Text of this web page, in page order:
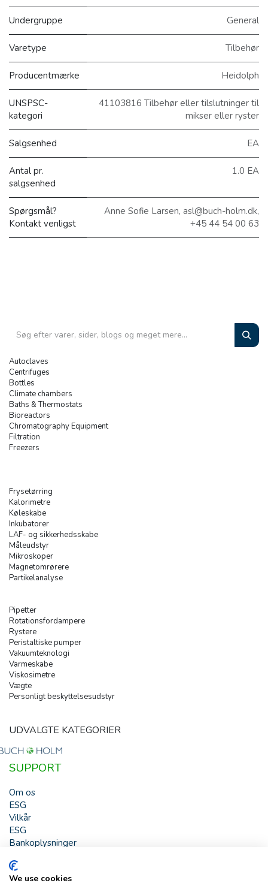
Undergruppe General
Varetype Tilbehør
Producentmærke Heidolph
UNSPSC-
kategori
41103816 Tilbehør eller tilslutninger til
mikser eller ryster
Salgsenhed EA
Antal pr.
salgsenhed
1.0 EA
Spørgsmål?
Kontakt venligst
Anne Sofie Larsen, asl@buch-holm.dk,
+45 44 54 00 63
Autoclaves
Centrifuges
Bottles
Climate chambers
Baths & Thermostats
Bioreactors
Chromatography Equipment
Filtration
Freezers
Frysetørring
Kalorimetre
Køleskabe
Inkubatorer
LAF- og sikkerhedsskabe
Måleudstyr
Mikroskoper
Magnetomrørere
Partikelanalyse
Pipetter
Rotationsfordampere
Rystere
Peristaltiske pumper
Vakuumteknologi
Varmeskabe
Viskosimetre
Vægte
Personligt beskyttelsesudstyr
UDVALGTE KATEGORIER
SUPPORT
Om os
ESG
Vilkår
ESG
Bankoplysninger
HJÆLP
We use cookies